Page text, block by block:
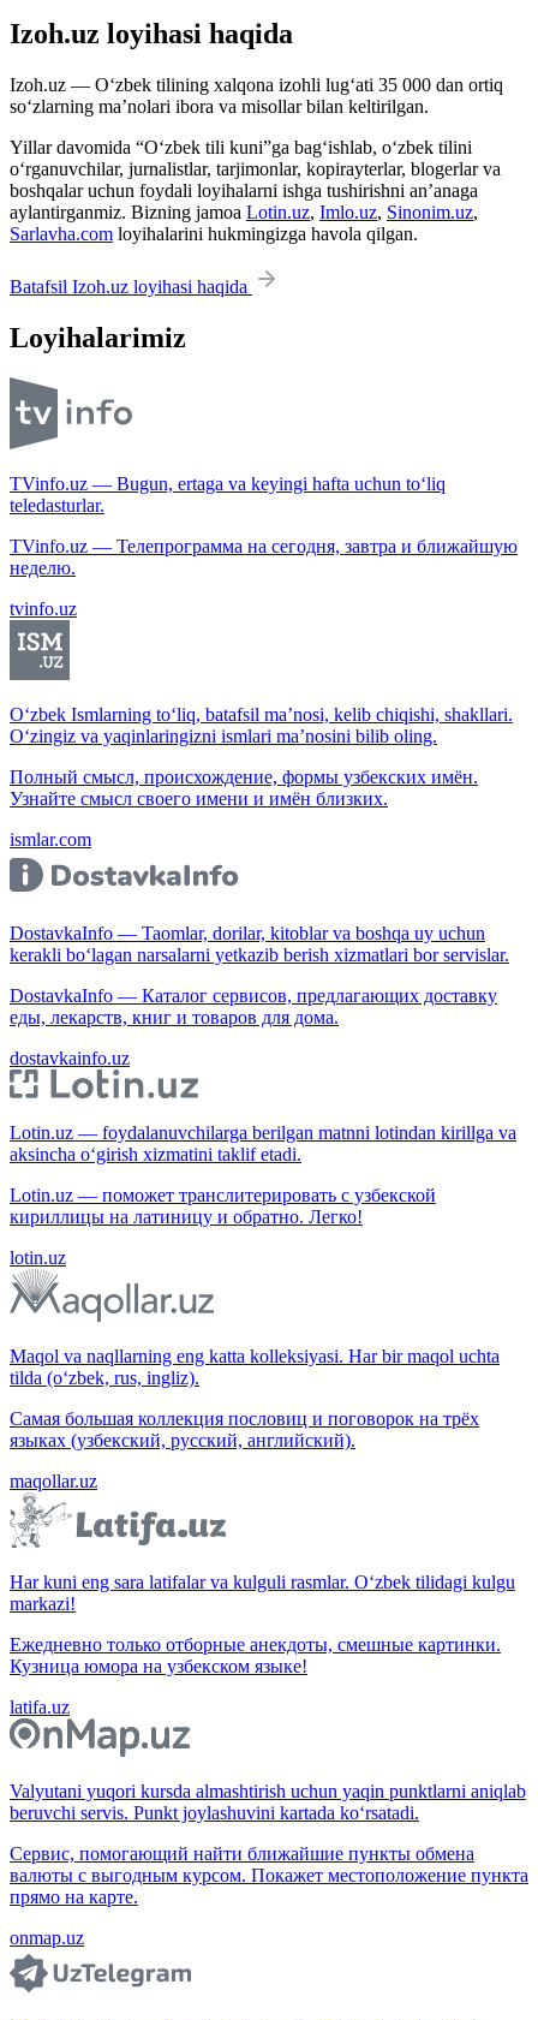
Izoh.uz loyihasi haqida
Izoh.uz — O‘zbek tilining xalqona izohli lug‘ati 35 000 dan ortiq
so‘zlarning ma’nolari ibora va misollar bilan keltirilgan.
Yillar davomida “O‘zbek tili kuni”ga bag‘ishlab, o‘zbek tilini
o‘rganuvchilar, jurnalistlar, tarjimonlar, kopirayterlar, blogerlar va
boshqalar uchun foydali loyihalarni ishga tushirishni an’anaga
aylantirganmiz. Bizning jamoa Lotin.uz, Imlo.uz, Sinonim.uz,
Sarlavha.com loyihalarini hukmingizga havola qilgan.
Batafsil Izoh.uz loyihasi haqida
Loyihalarimiz
TVinfo.uz — Bugun, ertaga va keyingi hafta uchun to‘liq
teledasturlar.
TVinfo.uz — Телепрограмма на сегодня, завтра и ближайшую
неделю.
tvinfo.uz
O‘zbek Ismlarning to‘liq, batafsil ma’nosi, kelib chiqishi, shakllari.
O‘zingiz va yaqinlaringizni ismlari ma’nosini bilib oling.
Полный смысл, происхождение, формы узбекских имён.
Узнайте смысл своего имени и имён близких.
ismlar.com
DostavkaInfo — Taomlar, dorilar, kitoblar va boshqa uy uchun
kerakli bo‘lagan narsalarni yetkazib berish xizmatlari bor servislar.
DostavkaInfo — Каталог сервисов, предлагающих доставку
еды, лекарств, книг и товаров для дома.
dostavkainfo.uz
Lotin.uz — foydalanuvchilarga berilgan matnni lotindan kirillga va
aksincha o‘girish xizmatini taklif etadi.
Lotin.uz — поможет транслитерировать с узбекской
кириллицы на латиницу и обратно. Легко!
lotin.uz
Maqol va naqllarning eng katta kolleksiyasi. Har bir maqol uchta
tilda (o‘zbek, rus, ingliz).
Самая большая коллекция пословиц и поговорок на трёх
языках (узбекский, русский, английский).
maqollar.uz
Har kuni eng sara latifalar va kulguli rasmlar. O‘zbek tilidagi kulgu
markazi!
Ежедневно только отборные анекдоты, смешные картинки.
Кузница юмора на узбекском языке!
latifa.uz
Valyutani yuqori kursda almashtirish uchun yaqin punktlarni aniqlab
beruvchi servis. Punkt joylashuvini kartada ko‘rsatadi.
Сервис, помогающий найти ближайшие пункты обмена
валюты с выгодным курсом. Покажет местоположение пункта
прямо на карте.
onmap.uz